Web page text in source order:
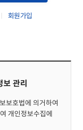
회원가입
관리
보호법에 의거하여
개인정보수집에